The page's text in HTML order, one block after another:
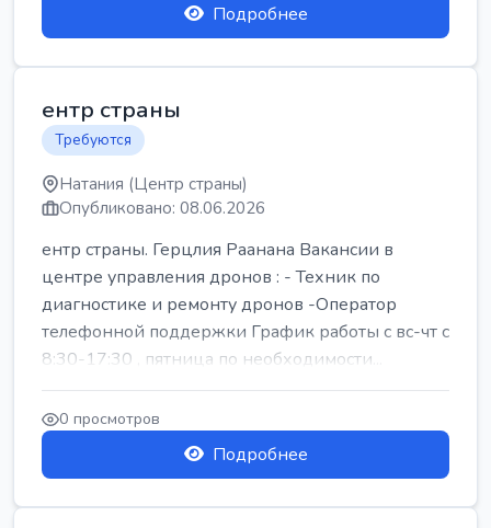
Подробнее
ентр страны
Требуются
Натания (Центр страны)
Опубликовано: 08.06.2026
ентр страны. Герцлия Раанана Вакансии в
центре управления дронов : - Техник по
диагностике и ремонту дронов -Оператор
телефонной поддержки График работы с вс-чт с
8:30-17:30 , пятница по необходимости...
0 просмотров
Подробнее